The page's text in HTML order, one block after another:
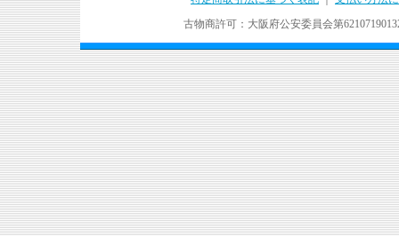
古物商許可：大阪府公安委員会第